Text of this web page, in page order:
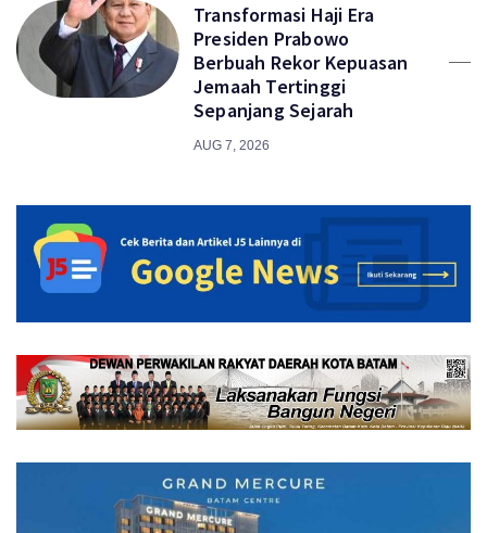
Transformasi Haji Era
Presiden Prabowo
Berbuah Rekor Kepuasan
Jemaah Tertinggi
Sepanjang Sejarah
AUG 7, 2026